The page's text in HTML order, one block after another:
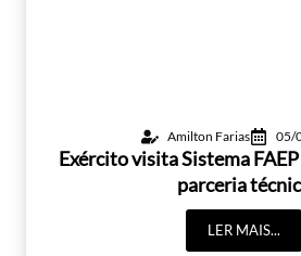
Amilton Farias 05/
Exército visita Sistema
parceria
LER MAIS...